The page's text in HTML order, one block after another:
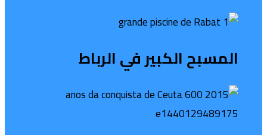
المسبح الكبير في الرباط